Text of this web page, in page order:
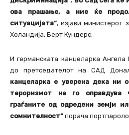
ова прашање, а ние ќе
ситуацијата“, изјави министерот
Холандија, Берт Кундерс.
И германската канцеларка
до претседателот на САД
канцеларка е уверена дека ни
тероризмот не го
граѓаните од одредени земји
сомнителност“ порача